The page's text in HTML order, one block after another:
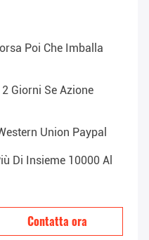
Poi Che Imballa
2 Giorni Se Azione
Union Paypal
Di Insieme 10000 Al
Contatta ora